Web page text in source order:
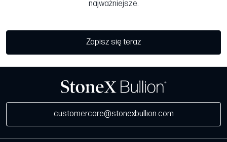
najważniejsze.
Zapisz się teraz
customercare@stonexbullion.com